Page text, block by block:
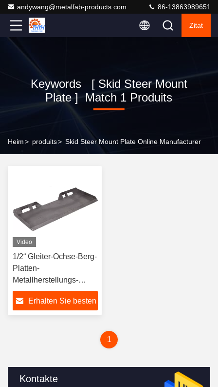
andywang@metalfab-products.com 86-13863989651
Zitat
Keywords [ Skid Steer Mount
Plate ] Match 1 Produits
Heim> produits> Skid Steer Mount Plate Online Manufacturer
Kontakte
Video
1/2“ Gleiter-Ochse-Berg-
Platten-
Metallherstellungs-
Produkt-schnelles
Tachometer-Zubehör
Erhalten Sie besten
1